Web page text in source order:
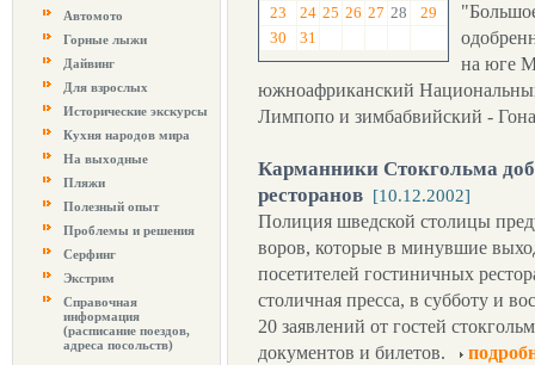
Автомото
Горные лыжи
Дайвинг
Для взрослых
Исторические экскурсы
Кухня народов мира
На выходные
Пляжи
Полезный опыт
Проблемы и решения
Серфинг
Экстрим
Справочная
информация
(расписание поездов,
адреса посольств)
23
24 25 26 27 28
29
30
31
на юге
южноафриканский
Лимпопо и зимбабвийский -
Карманники Стокгольма
ресторанов [10.12.2002]
Полиция шведской столицы
воров, которые в минувшие
посетителей гостиничных
столичная пресса, в субботу и
20 заявлений от гостей
документов и билетов.